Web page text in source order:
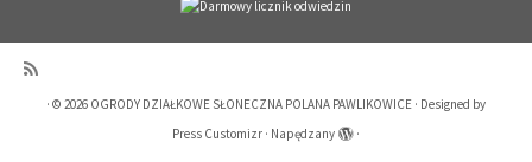
· © 2026 OGRODY DZIAŁKOWE SŁONECZNA POLANA PAWLIKOWICE · Designed by
Press Customizr · Napędzany ·